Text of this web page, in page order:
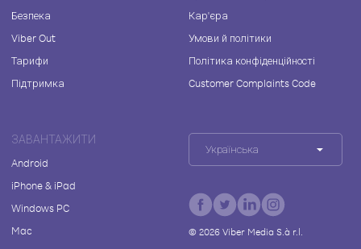
Безпека
Viber Out
Тарифи
Підтримка
Кар'єра
Умови й політики
Політика конфіденційності
Customer Complaints Code
ЗАВАНТАЖИТИ
Android
iPhone & iPad
Windows PC
Mac
Українська
© 2026Viber Media S.à r.l.